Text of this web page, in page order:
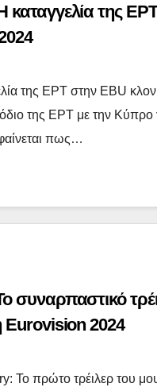
της
της ΕΡΤ στην EBU
της ΕΡΤ με την Κύπρο
πως…
συναρπαστικό
Eurovision 2024
Το πρώτο τρέιλερ του